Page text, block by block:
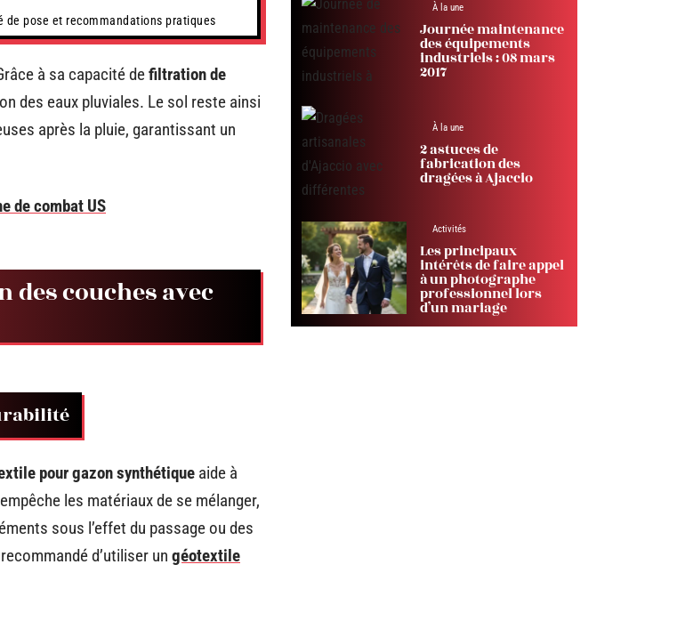
de pose et recommandations pratiques
à sa capacité defiltration de
des eaux pluviales. Le sol reste ainsi
après la pluie, garantissant un
de combat US
des couches avec
pour gazon synthétique aide à
les matériaux de se mélanger,
sous l’effet du passage ou des
d’utiliser un géotextile
À la une
Journée maintenance
des équipements
industriels : 08 mars
2017
À la une
2 astuces de
fabrication des
dragées à Ajaccio
Activités
Les principaux
intérêts de faire appel
à un photographe
professionnel lors
d’un mariage